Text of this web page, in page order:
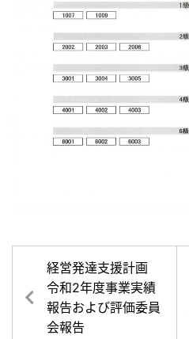
経営発達支援計画
令和2年度事業実績
報告および評価委員
会報告